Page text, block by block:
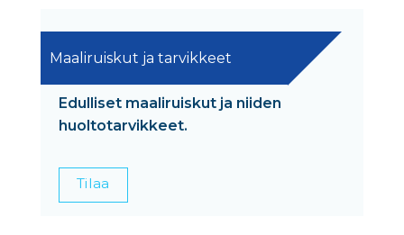
Maaliruiskut ja tarvikkeet
Edulliset maaliruiskut ja niiden
huoltotarvikkeet.
Tilaa